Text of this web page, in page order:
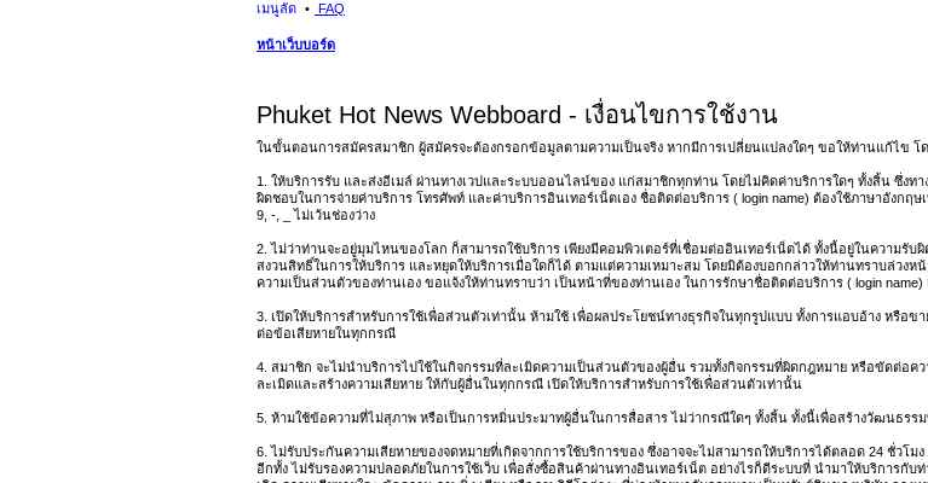
เมนูลัด FAQ
หน้าเว็บบอร์ด
Phuket Hot News Webboard - เงื่อนไขการใช้งาน
ในขั้นตอนการสมัครสมาชิก ผู้สมัครจะต้องกรอกข้อมูลตามความเป็นจริง หากมีการเปลี่ยนแปลงใดๆ ขอให้ท่านแก้ไข
1. ให้บริการรับ และส่งอีเมล์ ผ่านทางเวปและระบบออนไลน์ของ แก่สมาชิกทุกท่าน โดยไม่คิดค่าบริการใดๆ ทั้งสิ้น ซึ่ง
ผิดชอบในการจ่ายค่าบริการ โทรศัพท์ และค่าบริการอินเทอร์เน็ตเอง ชื่อติดต่อบริการ ( login name) ต้องใช้ภาษาอังกฤ
9, -, _ ไม่เว้นช่องว่าง
2. ไม่ว่าท่านจะอยู่มุมไหนของโลก ก็สามารถใช้บริการ เพียงมีคอมพิวเตอร์ที่เชื่อมต่ออินเทอร์เน็ตได้ ทั้งนี้อยู่ในความรั
สงวนสิทธิ์ในการให้บริการ และหยุดให้บริการเมื่อใดก็ได้ ตามแต่ความเหมาะสม โดยมิต้องบอกกล่าวให้ท่านทราบล่วง
ความเป็นส่วนตัวของท่านเอง ขอแจ้งให้ท่านทราบว่า เป็นหน้าที่ของท่านเอง ในการรักษาชื่อติดต่อบริการ ( login
3. เปิดให้บริการสำหรับการใช้เพื่อส่วนตัวเท่านั้น ห้ามใช้ เพื่อผลประโยชน์ทางธุรกิจในทุกรูปแบบ ทั้งการแอบอ้าง หรือ
ต่อข้อเสียหายในทุกกรณี
4. สมาชิก จะไม่นำบริการไปใช้ในกิจกรรมที่ละเมิดความเป็นส่วนตัวของผู้อื่น รวมทั้งกิจกรรมที่ผิดกฎหมาย หรือขัดต่อ
ละเมิดและสร้างความเสียหาย ให้กับผู้อื่นในทุกกรณี เปิดให้บริการสำหรับการใช้เพื่อส่วนตัวเท่านั้น
5. ห้ามใช้ข้อความที่ไม่สุภาพ หรือเป็นการหมิ่นประมาทผู้อื่นในการสื่อสาร ไม่ว่ากรณีใดๆ ทั้งสิ้น ทั้งนี้เพื่อสร้างวัฒนธรรม
6. ไม่รับประกันความเสียหายของจดหมายที่เกิดจากการใช้บริการของ ซึ่งอาจจะไม่สามารถให้บริการได้ตลอด 24 ชั่วโ
อีกทั้ง ไม่รับรองความปลอดภัยในการใช้เว็บ เพื่อสั่งซื้อสินค้าผ่านทางอินเทอร์เน็ต อย่างไรก็ดีระบบที่ นำมาให้บริการกั